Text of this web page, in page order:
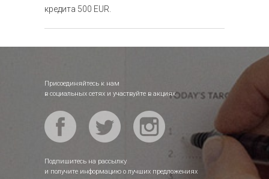
кредита 500 EUR.
Присоединяйтесь к нам
в социальных сетях и участвуйте в акциях
Подпишитесь на рассылку
и получите информацию о лучших предложениях